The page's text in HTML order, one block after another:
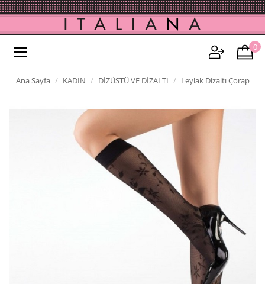
0
Ana Sayfa KADIN DİZÜSTÜ VE DİZALTI Leylak Dizaltı Çorap